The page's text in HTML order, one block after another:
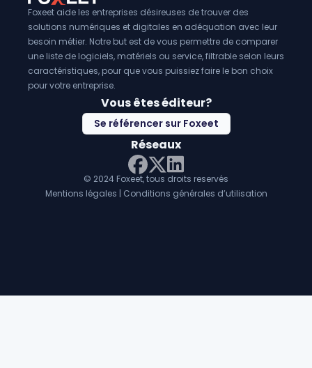
Foxeet aide les entreprises désireuses de trouver des
solutions numériques et digitales en adéquation avec leur
besoin métier. Notre but est de vous permettre de comparer
une liste de logiciels, matériels ou service, filtrable selon leurs
caractéristiques, pour que vous puissiez faire le bon choix
pour votre entreprise.
Vous êtes éditeur?
Se référencer sur Foxeet
Réseaux
Facebook
Twitter X
LinkedIn
© 2024 Foxeet, tous droits reservés
Mentions légales | Conditions générales d’utilisation